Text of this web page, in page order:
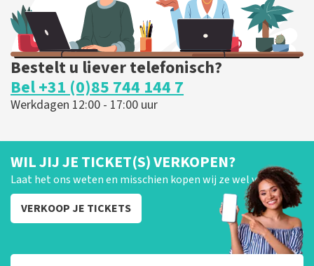
Bestelt u liever telefonisch?
Bel +31 (0)85 744 144 7
Werkdagen 12:00 - 17:00 uur
WIL JIJ JE TICKET(S) VERKOPEN?
Laat het ons weten en misschien kopen wij ze wel van je!
VERKOOP JE TICKETS